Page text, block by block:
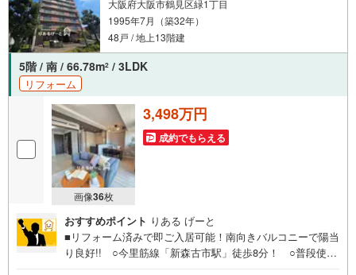
大阪府大阪市鶴見区緑1丁目
1995年7月（築32年）
48戸 / 地上13階建
5階 / 南 / 66.78m2 / 3LDK
リフォーム
画像36枚
3,498万円
成約でもらえる
おすすめポイント りある げーと
■リフォーム済みで即ご入居可能！南向きバルコニーで陽当
り良好!! ○今里筋線「新森古市駅」徒歩8分！ ○普段使い